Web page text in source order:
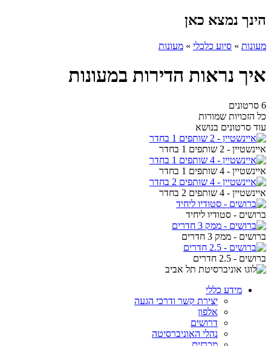
הינך נמצא כאן
מעונות » סיוע כלכלי » מעונות
איך נראות הדירות במעונות
6 סרטונים
כל הזכויות שמורות
עוד סרטונים בנושא
איינשטיין - 2 שותפים 1 בחדר
איינשטיין - 4 שותפים 1 בחדר
איינשטיין - 4 שותפים 2 בחדר
ברושים - סטודיו ליחיד
ברושים - ממק 3 חדרים
ברושים - 2.5 חדרים
מידע כללי
יצירת קשר ודרכי הגעה
אלפון
דרושים
נהלי האוניברסיטה